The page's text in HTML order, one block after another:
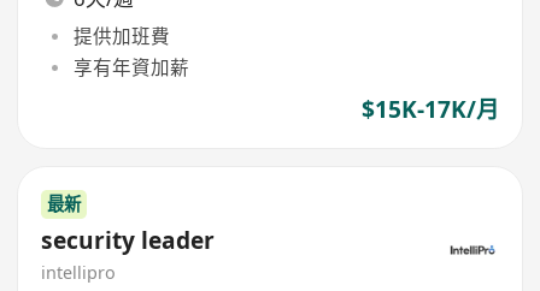
提供加班費
享有年資加薪
$15K-17K/月
最新
security leader
intellipro